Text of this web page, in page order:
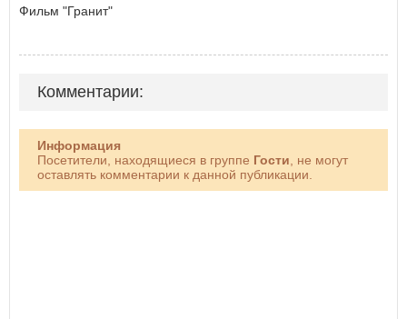
Фильм "Гранит"
Комментарии:
Информация
Посетители, находящиеся в группе Гости, не могут
оставлять комментарии к данной публикации.